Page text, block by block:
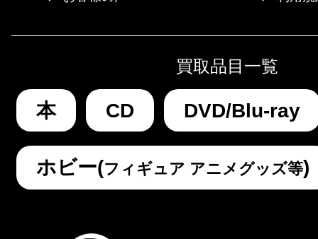
買取品目一覧
本 CD DVD/Blu-ray
ホビー(フィギュア アニメグッズ等)